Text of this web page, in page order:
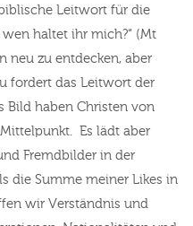
Leitwort für die
haltet ihr mich?“ (Mt
neu zu entdecken, aber
fordert das Leitwort der
Bild haben Christen von
Es lädt aber
Fremdbilder in der
die Summe meiner Likes in
wir Verständnis und